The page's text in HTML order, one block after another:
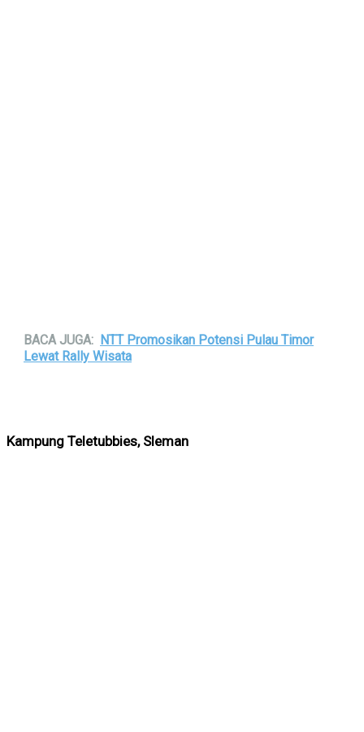
BACA JUGA: NTT Promosikan Potensi Pulau Timor
Lewat Rally Wisata
Kampung Teletubbies, Sleman